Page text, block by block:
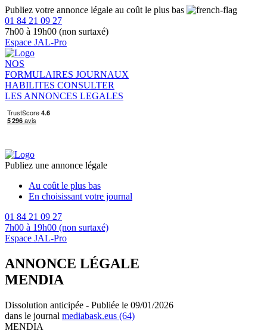
Publiez votre annonce légale au coût le plus bas
01 84 21 09 27
7h00 à 19h00 (non surtaxé)
Espace JAL-Pro
NOS
FORMULAIRES JOURNAUX
HABILITES CONSULTER
LES ANNONCES LEGALES
Publiez une annonce légale
Au coût le plus bas
En choisissant votre journal
01 84 21 09 27
7h00 à 19h00 (non surtaxé)
Espace JAL-Pro
ANNONCE LÉGALE
MENDIA
Dissolution anticipée - Publiée le 09/01/2026
dans le journal mediabask.eus (64)
MENDIA